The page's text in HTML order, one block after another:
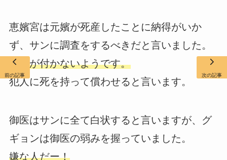
恵嬪宮は元嬪が死産したことに納得がいか
ず、サンに調査をするべきだと言いました。
諦めが付かないようです。
犯人に死を持って償わせると言います。
御医はサンに全て白状すると言いますが、グ
ギョンは御医の弱みを握っていました。
嫌な人だー！
前の記事 次の記事